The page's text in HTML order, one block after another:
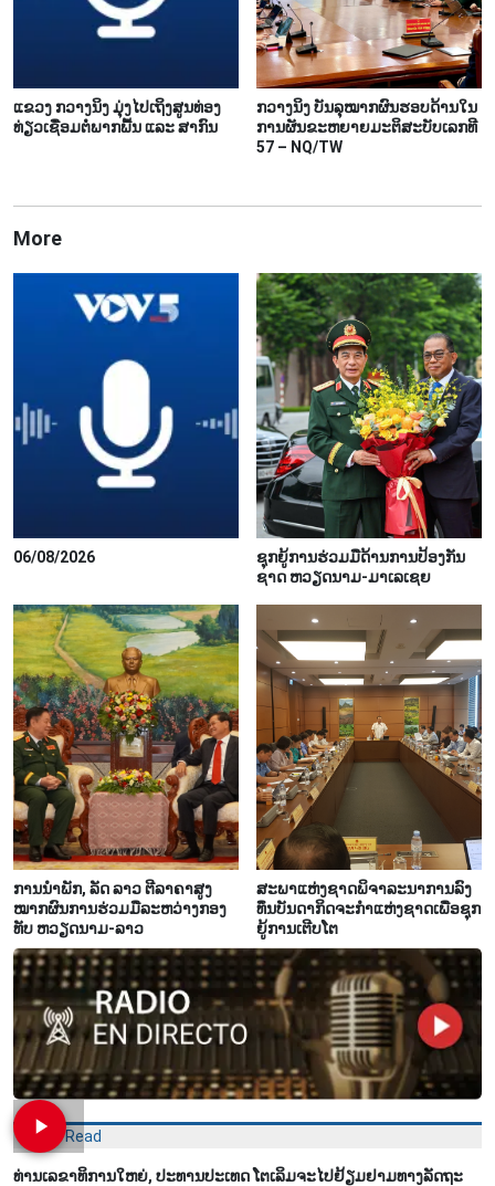
ແຂວງ ກວາງ​ນິງ ມຸ່ງ​ໄປ​ເຖິງ​ສູນ​ທ່ອງ​
ທ່ຽວ​ເຊື່ອມ​ຕໍ່​ພາກ​ພື້ນ ແລະ ສາ​ກົນ
ກວາງ​ນິງ​ ບັນ​ລຸ​ໝາກ​ຜົນ​ຮອບ​ດ້ານ​ໃນ​
ການ​ຜັນ​ຂະ​ຫຍາຍ​ມະ​ຕິ​ສະ​ບັບ​ເລກ​ທີ
57 – NQ/TW
More
06/08/2026
ຊຸກ​ຍູ້​ການ​ຮ່ວມ​ມື​ດ້ານ​ການ​ປ້ອງ​ກັນ​
ຊາດ ຫວຽດ​ນາມ-ມາ​ເລ​ເຊຍ
ການ​ນຳ​ພັກ, ລັດ ລາວ ຕີ​ລາ​ຄາ​ສູງ​
ໝາກ​ຜົນ​ການ​ຮ່ວມ​ມື​ລະ​ຫວ່າງກອງ​
ທັບ ຫວຽດ​ນາມ-ລາວ
ສະ​ພາ​ແຫ່ງ​ຊາດ​ພິ​ຈາ​ລະ​ນາ​​ການລົງ​
ທຶນ​ບັນ​ດາ​ກິດ​ຈະ​ກຳ​ແຫ່ງ​ຊາດ​ເພື່ອ​ຊຸກ​
ຍູ້​ການ​ເຕີບ​ໂຕ
Most Read
ທ່ານ​ເລ​ຂາ​ທິ​ການ​ໃຫຍ່, ປ​ະ​ທານ​ປະ​ເທດ ໂຕ​ເລິມ​ຈະ​ໄປ​ຢ້ຽມ​ຢາມ​ທາງ​ລັດ​ຖະ​